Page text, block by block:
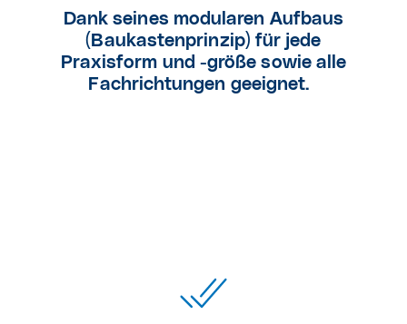
Dank seines modularen Aufbaus
(Baukastenprinzip) für jede
Praxisform und -größe sowie alle
Fachrichtungen geeignet.